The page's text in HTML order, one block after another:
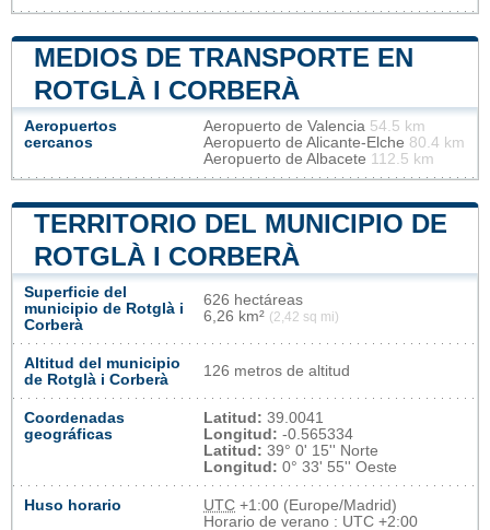
MEDIOS DE TRANSPORTE EN
ROTGLÀ I CORBERÀ
Aeropuertos
cercanos
Aeropuerto de Valencia 54.5 km
Aeropuerto de Alicante-Elche 80.4 km
Aeropuerto de Albacete 112.5 km
TERRITORIO DEL MUNICIPIO DE
ROTGLÀ I CORBERÀ
Superficie del
municipio de Rotglà i
Corberà
626 hectáreas
6,26 km² (2,42 sq mi)
Altitud del municipio
de Rotglà i Corberà
126 metros de altitud
Coordenadas
geográficas
Latitud: 39.0041
Longitud: -0.565334
Latitud: 39° 0' 15'' Norte
Longitud: 0° 33' 55'' Oeste
Huso horario UTC +1:00 (Europe/Madrid)
Horario de verano : UTC +2:00